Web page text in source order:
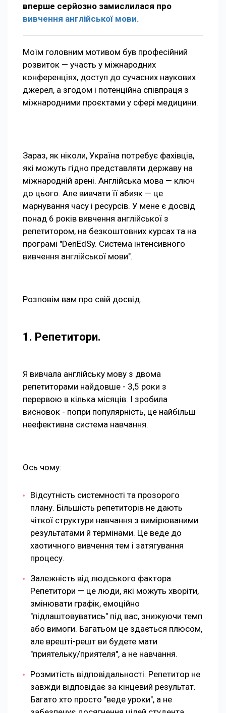
вперше серйозно замислилася про
вивчення англійської мови.
Моїм головним мотивом був професійний
розвиток — участь у міжнародних
конференціях, доступ до сучасних наукових
джерел, а згодом і потенційна співпраця з
міжнародними проєктами у сфері медицини.
Зараз, як ніколи, Україна потребує фахівців,
які можуть гідно представляти державу на
міжнародній арені. Англійська мова — ключ
до цього. Але вивчати її абияк — це
марнування часу і ресурсів. У мене є досвід
понад 6 років вивчення англійської з
репетитором, на безкоштовних курсах та на
програмі "DenEdSy. Система інтенсивного
вивчення англійської мови".
Розповім вам про свій досвід.
1. Репетитори.
Я вивчала англійську мову з двома
репетиторами найдовше - 3,5 роки з
перервою в кілька місяців. І зробила
висновок - попри популярність, це найбільш
неефективна система навчання.
Ось чому:
Відсутність системності та прозорого
плану. Більшість репетиторів не дають
чіткої структури навчання з вимірюваними
результатами й термінами. Це веде до
хаотичного вивчення тем і затягування
процесу.
Залежність від людського фактора.
Репетитори — це люди, які можуть хворіти,
змінювати графік, емоційно
"підлаштовуватись" під вас, знижуючи темп
або вимоги. Багатьом це здається плюсом,
але врешті-решт ви будете мати
"приятельку/приятеля", а не навчання.
Розмитість відповідальності. Репетитор не
завжди відповідає за кінцевий результат.
Багато хто просто "веде уроки", а не